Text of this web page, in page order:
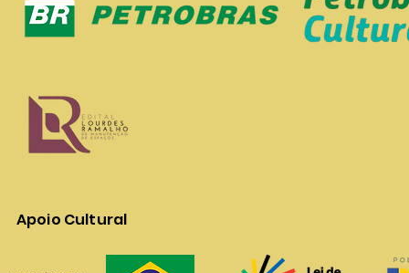
Apoio Cultural